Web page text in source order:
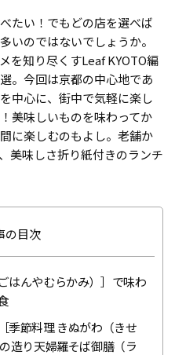
たい！でもどの店を選べば
いのではないでしょうか。
を知り尽くすLeaf KYOTO編
。今回は京都の中心地であ
中心に、街中で気軽に楽し
美味しいものを味わってか
に楽しむのもよし。老舗か
美味しさ折り紙付きのランチ
の目次
はんやむらかみ）］で味わ
季節料理 きぬがわ（きせ
造り天婦羅そば御膳（ラ